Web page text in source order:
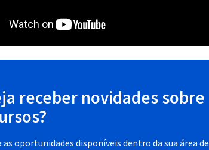
receber novidades sobre
as oportunidades disponíveis dentro da sua área de